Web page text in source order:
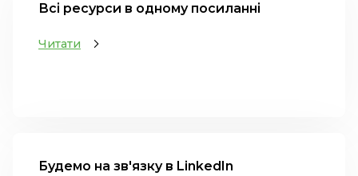
Всі ресурси в одному посиланні
Читати
Будемо на зв'язку в LinkedIn